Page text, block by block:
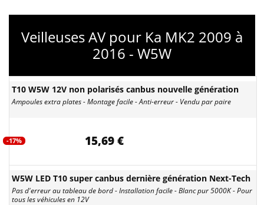
Veilleuses AV pour Ka MK2 2009 à
2016 - W5W
T10 W5W 12V non polarisés canbus nouvelle génération
Ampoules extra plates - Montage facile - Anti-erreur - Vendu par paire
-17% 15,69 €
W5W LED T10 super canbus dernière génération Next-Tech
Pas d'erreur au tableau de bord - Installation facile - Blanc pur 5000K - Pour
tous les véhicules en 12V